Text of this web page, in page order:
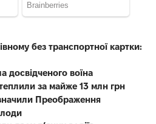
без транспортної картки:
досвідченого воїна
за майже 13 млн грн
Преображення